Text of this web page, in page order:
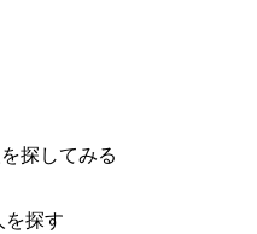
探してみる
を探す